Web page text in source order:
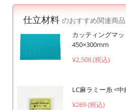
仕立材料 のおすすめ関連商品
カッティングマッ
450×300mm
¥2,508 (税込)
LC麻ラミー糸 <中
¥269 (税込)